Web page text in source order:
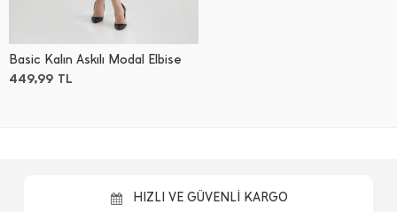
Basic Kalın Askılı Modal Elbise
449,99 TL
HIZLI VE GÜVENLİ KARGO